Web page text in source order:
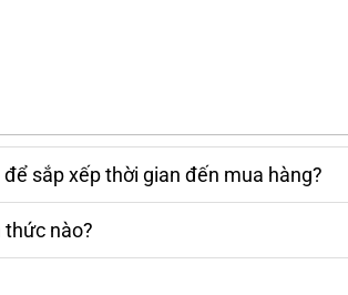
sắp xếp thời gian đến mua hàng?
thức nào?